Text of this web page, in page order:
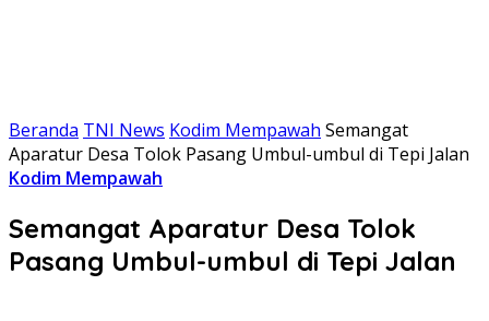
Beranda TNI News Kodim Mempawah Semangat
Aparatur Desa Tolok Pasang Umbul-umbul di Tepi Jalan
Kodim Mempawah
Semangat Aparatur Desa Tolok
Pasang Umbul-umbul di Tepi Jalan